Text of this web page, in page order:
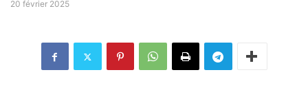
20 février 2025